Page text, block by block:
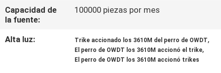
CONTACTO
NOTICIAS
Capacidad de
la fuente:
100000 piezas por mes
Alta luz: Trike accionado los 3610M del perro de OWDT,
El perro de OWDT los 3610M accionó el trike,
El perro de OWDT los 3610M accionó trikes